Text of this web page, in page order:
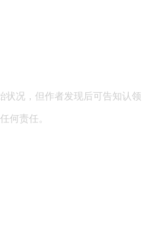
况，但作者发现后可告知认领
何责任。